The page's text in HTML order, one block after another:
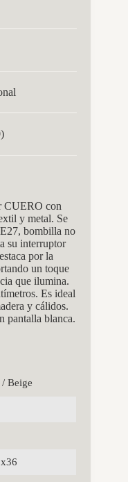
CUERO con
y metal. Se
bombilla no
su interruptor
por la
un toque
que ilumina.
Es ideal
y cálidos.
pantalla blanca.
Beige